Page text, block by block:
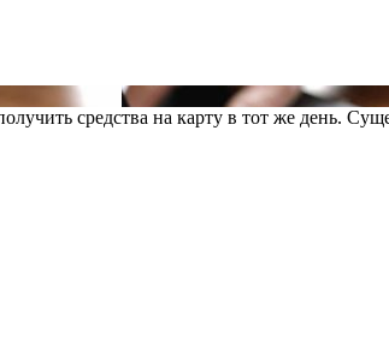
средства на карту в тот же день.